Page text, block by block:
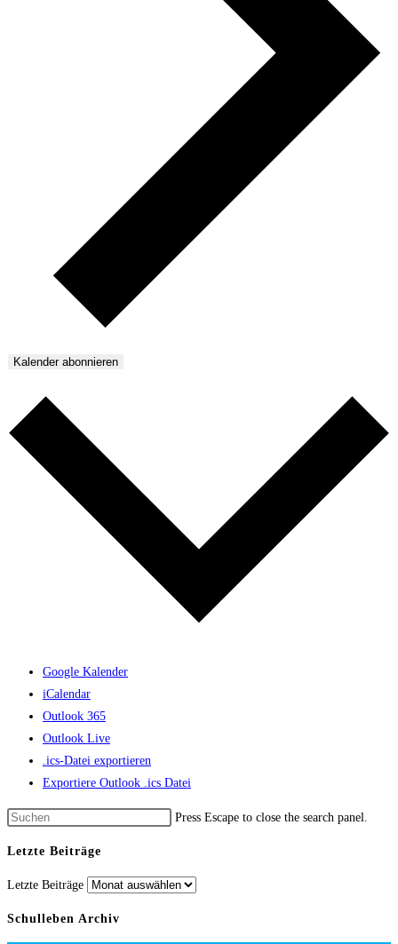
Kalender abonnieren
Google Kalender
iCalendar
Outlook 365
Outlook Live
.ics-Datei exportieren
Exportiere Outlook .ics Datei
Press Escape to close the search panel.
Letzte Beiträge
Letzte Beiträge
Schulleben Archiv